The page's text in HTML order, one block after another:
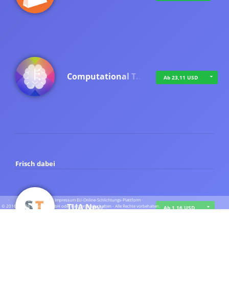
Computational T… Ab 23,11 USD
Frisch dabei
TUA News Ab 1,16 USD
· · ·Datenschutz · Impressum EU-Online-Schlichtungs-Plattform ·
© 2016 - 2026 SupraTix GmbH oder Partnergesellschaften - Alle Rechte vorbehalten.